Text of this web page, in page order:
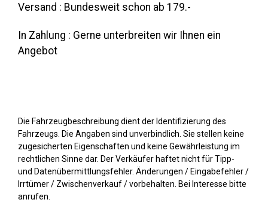
Versand : Bundesweit schon ab 179.-
In Zahlung : Gerne unterbreiten wir Ihnen ein
Angebot
Die Fahrzeugbeschreibung dient der Identifizierung des
Fahrzeugs. Die Angaben sind unverbindlich. Sie stellen keine
zugesicherten Eigenschaften und keine Gewährleistung im
rechtlichen Sinne dar. Der Verkäufer haftet nicht für Tipp-
und Datenübermittlungsfehler. Änderungen / Eingabefehler /
Irrtümer / Zwischenverkauf / vorbehalten. Bei Interesse bitte
anrufen.